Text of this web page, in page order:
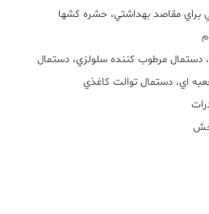
براي مقاصد بهداشتي، حشره كشها
دستمال مرطوب كننده سلولزي، دستمال
اي، دستمال توالت كاغذي